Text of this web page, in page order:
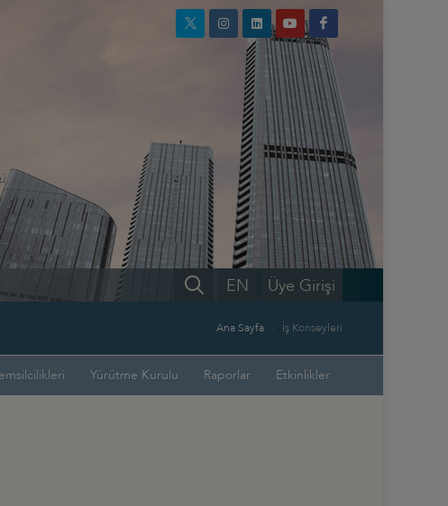
Üye Girişi
EN
Ana Sayfa İş Konseyleri
Yürütme Kurulu Raporlar Etkinlikler